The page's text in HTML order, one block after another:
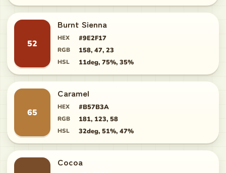
52
Burnt Sienna
HEX #9E2F17
RGB 158, 47, 23
HSL 11deg, 75%, 35%
65
Caramel
HEX #B57B3A
RGB 181, 123, 58
HSL 32deg, 51%, 47%
Cocoa